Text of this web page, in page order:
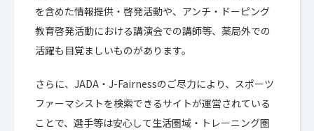
を含めた情報提供・啓発活動や、アンチ・ドーピング
教育啓発活動における講演会での講師等、薬局外での
活躍も目覚ましいものがあります。
さらに、JADA・J-Fairnessのご尽力により、スポーツ
ファーマシストを検索できるサイトが運営されている
ことで、選手等は安心して生活圏域・トレーニング圏